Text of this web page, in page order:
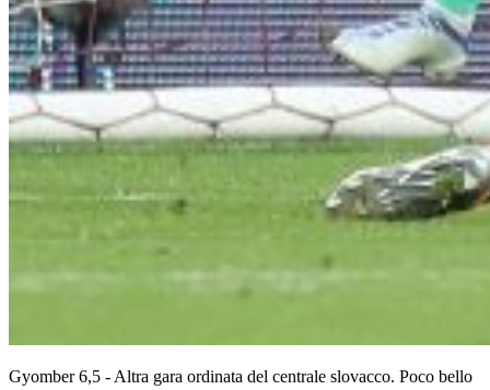
Gyomber 6,5 - Altra gara ordinata del centrale slovacco. Poco bello